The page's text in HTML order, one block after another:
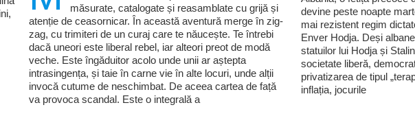
măsurate, catalogate și reasamblate cu grijă și
atenție de ceasornicar. În această aventură merge în zig-
zag, cu trimiteri de un curaj care te năucește. Te întrebi
dacă uneori este liberal rebel, iar alteori preot de modă
veche. Este îngăduitor acolo unde unii ar aștepta
intrasingența, și taie în carne vie în alte locuri, unde alții
invocă cutume de neschimbat. De aceea cartea de față
va provoca scandal. Este o integrală a
devine peste noapte
mai rezistent regim
Enver Hodja. Deși
statuilor lui Hodja și
societate liberă,
privatizarea de tipul
inflația, jocurile